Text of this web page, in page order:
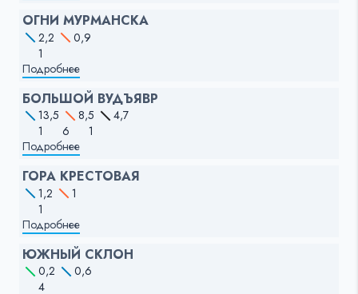
ОГНИ МУРМАНСКА
2,2
0,9
1
Подробнее
БОЛЬШОЙ ВУДЪЯВР
13,5 8,5
4,7
1
6
1
Подробнее
ГОРА КРЕСТОВАЯ
1,2
1
1
Подробнее
ЮЖНЫЙ СКЛОН
0,2
0,6
4